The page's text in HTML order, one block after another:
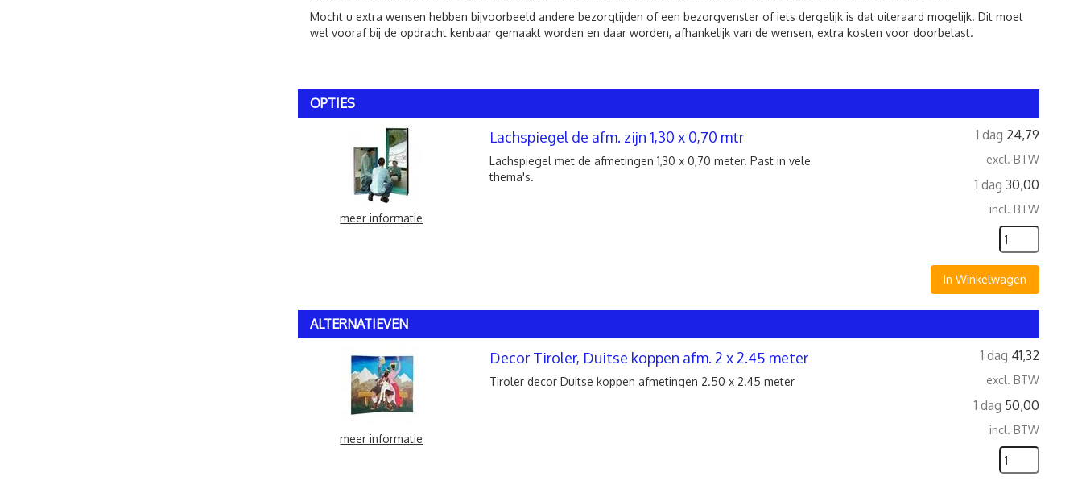
Mocht u extra wensen hebben bijvoorbeeld andere bezorgtijden of een bezorgvenster of iets dergelijk is dat uiteraard mogelijk. Dit moet
wel vooraf bij de opdracht kenbaar gemaakt worden en daar worden, afhankelijk van de wensen, extra kosten voor doorbelast.
OPTIES
meer informatie
1 dag 24,79
excl. BTW
1 dag 30,00
incl. BTW
In Winkelwagen
Lachspiegel de afm. zijn 1,30 x 0,70 mtr
Lachspiegel met de afmetingen 1,30 x 0,70 meter. Past in vele
thema's.
ALTERNATIEVEN
meer informatie
1 dag 41,32
excl. BTW
1 dag 50,00
incl. BTW
Decor Tiroler, Duitse koppen afm. 2 x 2.45 meter
Tiroler decor Duitse koppen afmetingen 2.50 x 2.45 meter